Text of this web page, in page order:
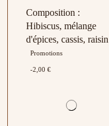
Composition :
Hibiscus, mélange
d'épices, cassis, raisin
Promotions
-2,00 €